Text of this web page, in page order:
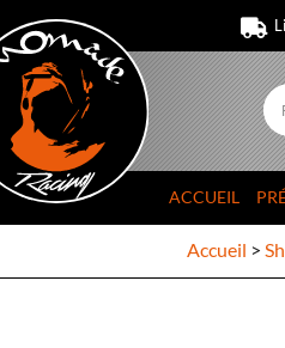
ACCUEIL
Accueil >